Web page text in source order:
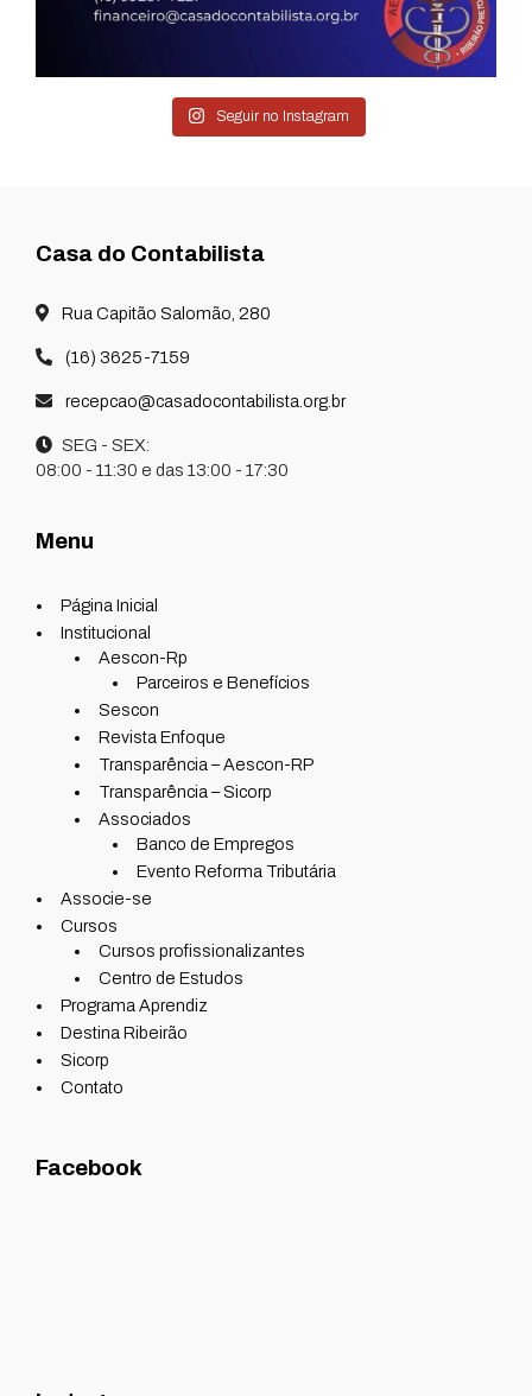
Seguir no Instagram
Casa do Contabilista
Rua Capitão Salomão, 280
(16) 3625-7159
recepcao@casadocontabilista.org.br
SEG - SEX:
08:00 - 11:30 e das 13:00 - 17:30
Menu
Página Inicial
Institucional
Aescon-Rp
Parceiros e Benefícios
Sescon
Revista Enfoque
Transparência – Aescon-RP
Transparência – Sicorp
Associados
Banco de Empregos
Evento Reforma Tributária
Associe-se
Cursos
Cursos profissionalizantes
Centro de Estudos
Programa Aprendiz
Destina Ribeirão
Sicorp
Contato
Facebook